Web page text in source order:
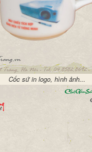
Cốc sứ in logo, hình ảnh...